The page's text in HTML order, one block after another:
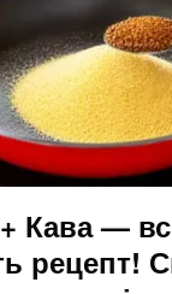
Кава —
рецепт!